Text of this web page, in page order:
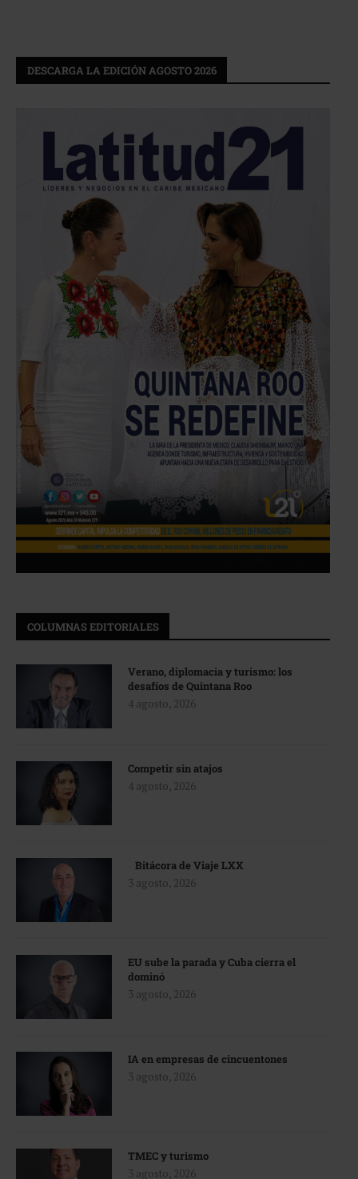
DESCARGA LA EDICIÓN AGOSTO 2026
COLUMNAS EDITORIALES
Verano, diplomacia y turismo: los
desafíos de Quintana Roo
4 agosto, 2026
Competir sin atajos
4 agosto, 2026
Bitácora de Viaje LXX
3 agosto, 2026
EU sube la parada y Cuba cierra el
dominó
3 agosto, 2026
IA en empresas de cincuentones
3 agosto, 2026
TMEC y turismo
3 agosto, 2026